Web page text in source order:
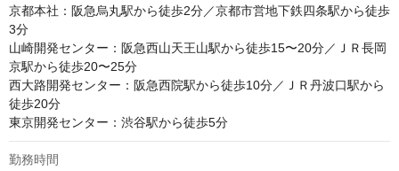
京都本社：阪急烏丸駅から徒歩2分／京都市営地下鉄四条駅から徒歩
3分
山崎開発センター：阪急西山天王山駅から徒歩15〜20分／ＪＲ長岡
京駅から徒歩20〜25分
西大路開発センター：阪急西院駅から徒歩10分／ＪＲ丹波口駅から
徒歩20分
東京開発センター：渋谷駅から徒歩5分
勤務時間